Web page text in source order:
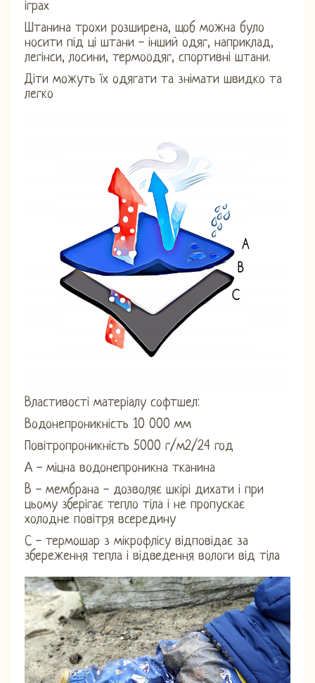
іграх
Штанина трохи розширена, щоб можна було
носити під ці штани - інший одяг, наприклад,
легінси, лосини, термоодяг, спортивні штани.
Діти можуть їх одягати та знімати швидко та
легко
Властивості матеріалу софтшел:
Водонепроникність 10 000 мм
Повітропроникність 5000 г/м2/24 год
А - міцна водонепроникна тканина
B - мембрана - дозволяє шкірі дихати і при
цьому зберігає тепло тіла і не пропускає
холодне повітря всередину
С - термошар з мікрофлісу відповідає за
збереження тепла і відведення вологи від тіла